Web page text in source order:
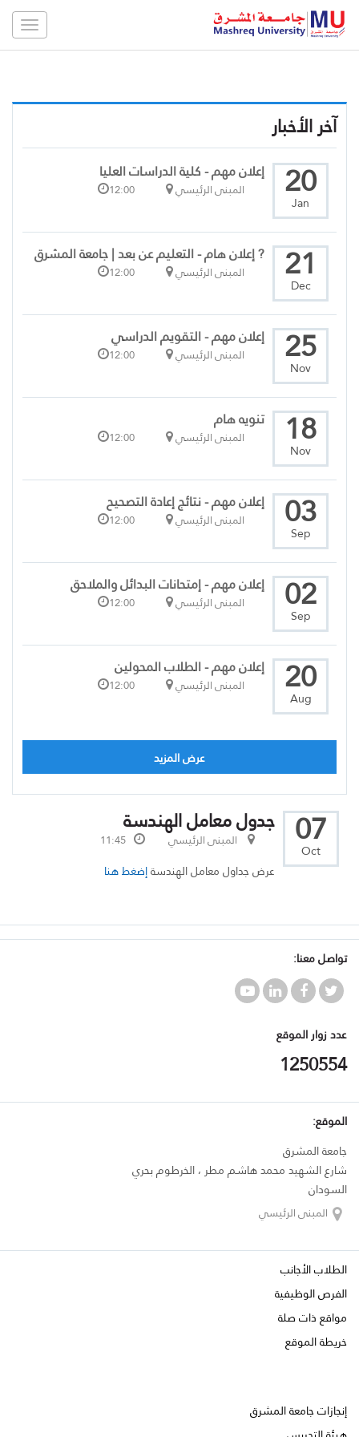
آخر الأخبار
20
Jan
إعلان مهم - كلية الدراسات العليا
المبنى الرئيسي 12:00
21
Dec
? إعلان هام - التعليم عن بعد | جامعة المشرق
المبنى الرئيسي 12:00
25
Nov
إعلان مهم - التقويم الدراسي
المبنى الرئيسي 12:00
18
Nov
تنويه هام
المبنى الرئيسي 12:00
03
Sep
إعلان مهم - نتائج إعادة التصحيح
المبنى الرئيسي 12:00
02
Sep
إعلان مهم - إمتحانات البدائل والملاحق
المبنى الرئيسي 12:00
20
Aug
إعلان مهم - الطلاب المحولين
المبنى الرئيسي 12:00
عرض المزيد
07
Oct
جدول معامل الهندسة
المبنى الرئيسي 11:45
عرض جداول معامل الهندسةإضغط هنا
تواصل معنا:
عدد زوار الموقع
1250554
الموقع:
جامعة المشرق
شارع الشهيد محمد هاشم مطر ، الخرطوم بحري
السودان
المبنى الرئيسي
الطلاب الأجانب
الفرص الوظيفية
مواقع ذات صلة
خريطة الموقع
إنجازات جامعة المشرق